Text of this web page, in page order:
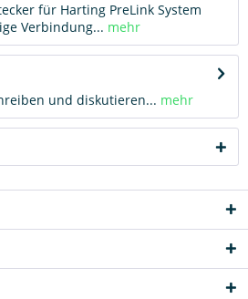
für Harting PreLink System
Verbindung... mehr
und diskutieren... mehr